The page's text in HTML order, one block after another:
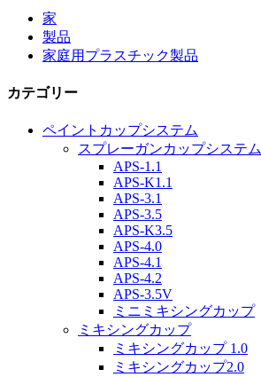
家
製品
家庭用プラスチック製品
カテゴリー
ペイントカップシステム
スプレーガンカップシステム
APS-1.1
APS-K1.1
APS-3.1
APS-3.5
APS-K3.5
APS-4.0
APS-4.1
APS-4.2
APS-3.5V
ミニミキシングカップ
ミキシングカップ
ミキシングカップ 1.0
ミキシングカップ2.0